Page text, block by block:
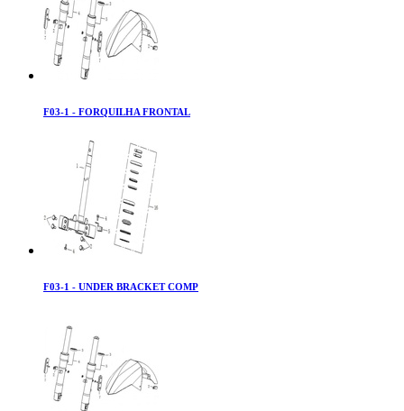
F03-1 - FORQUILHA FRONTAL
F03-1 - UNDER BRACKET COMP